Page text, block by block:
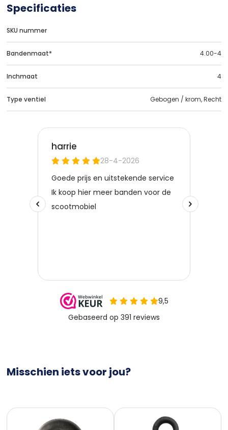
Specificaties
SKU nummer
Bandenmaat* 4.00-4
Inchmaat 4
Type ventiel Gebogen / krom, Recht
Misschien iets voor jou?